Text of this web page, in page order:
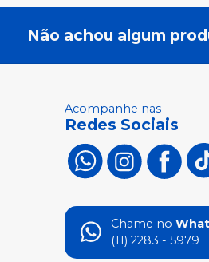
Não achou algum
Acompanhe nas
Redes Sociais
Chame no
(11) 2283 - 5979